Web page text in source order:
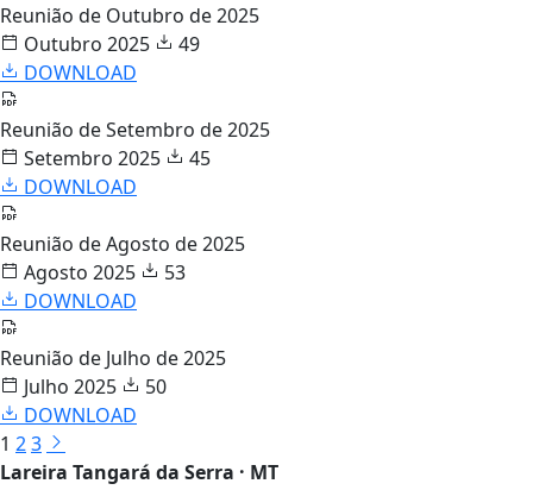
Reunião de Outubro de 2025
Outubro 2025
49
DOWNLOAD
Reunião de Setembro de 2025
Setembro 2025
45
DOWNLOAD
Reunião de Agosto de 2025
Agosto 2025
53
DOWNLOAD
Reunião de Julho de 2025
Julho 2025
50
DOWNLOAD
1 23
Lareira Tangará da Serra · MT